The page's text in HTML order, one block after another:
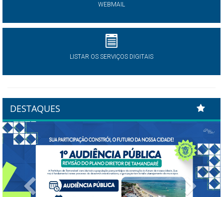
WEBMAIL
LISTAR OS SERVIÇOS DIGITAIS
DESTAQUES
Previous Next